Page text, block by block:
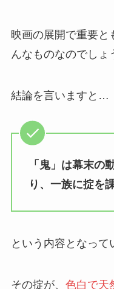
映画の展開で重要と
んなものなのでしょ
結論を言いますと…
「鬼」は幕末の
り、一族に掟を
という内容となって
その掟が、 色白で天